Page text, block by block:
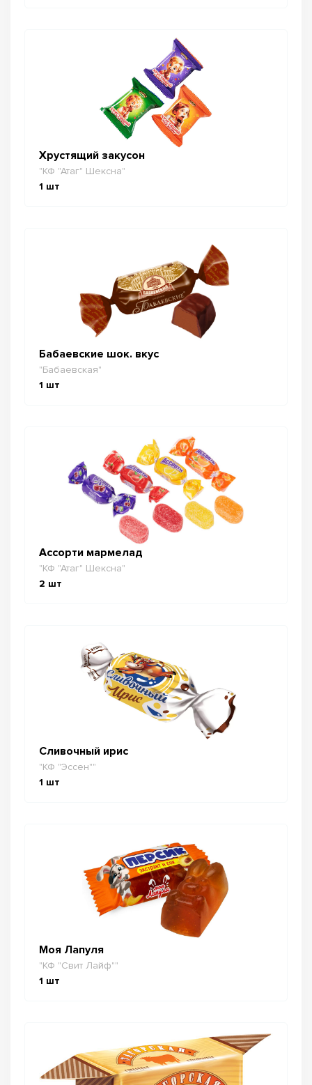
Хрустящий закусон
"КФ "Атаг" Шексна"
1 шт
Бабаевские шок. вкус
"Бабаевская"
1 шт
Ассорти мармелад
"КФ "Атаг" Шексна"
2 шт
Сливочный ирис
"КФ "Эссен""
1 шт
Моя Лапуля
"КФ "Свит Лайф""
1 шт